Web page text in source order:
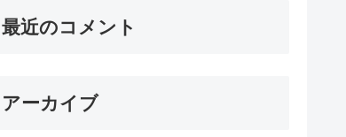
最近のコメント
アーカイブ